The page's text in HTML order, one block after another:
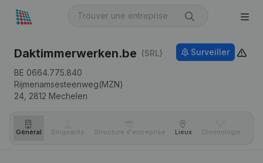
Daktimmerwerken.be (SRL)
BE 0664.775.840
Rijmenamsesteenweg(MZN)
24, 2812 Mechelen
Surveiller
Général Dirigeants Structure d'entreprise Lieux Chronologie